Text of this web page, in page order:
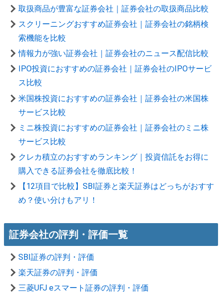
取扱商品が豊富な証券会社｜証券会社の取扱商品比較
スクリーニングおすすめ証券会社｜証券会社の銘柄検
索機能を比較
情報力が強い証券会社｜証券会社のニュース配信比較
IPO投資におすすめの証券会社｜証券会社のIPOサービ
ス比較
米国株投資におすすめの証券会社｜証券会社の米国株
サービス比較
ミニ株投資におすすめの証券会社｜証券会社のミニ株
サービス比較
クレカ積立のおすすめランキング｜投資信託をお得に
購入できる証券会社を徹底比較！
【12項目で比較】SBI証券と楽天証券はどっちがおすす
め？使い分けもアリ！
証券会社の評判・評価一覧
SBI証券の評判・評価
楽天証券の評判・評価
三菱UFJ eスマート証券の評判・評価